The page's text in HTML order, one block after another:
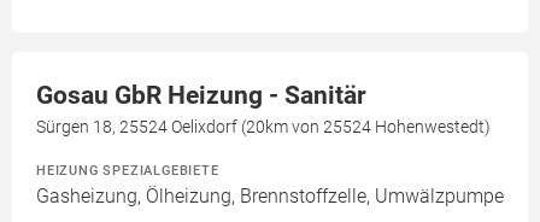
Gosau GbR Heizung - Sanitär
Sürgen 18, 25524 Oelixdorf (20km von 25524 Hohenwestedt)
HEIZUNG SPEZIALGEBIETE
Gasheizung, Ölheizung, Brennstoffzelle, Umwälzpumpe